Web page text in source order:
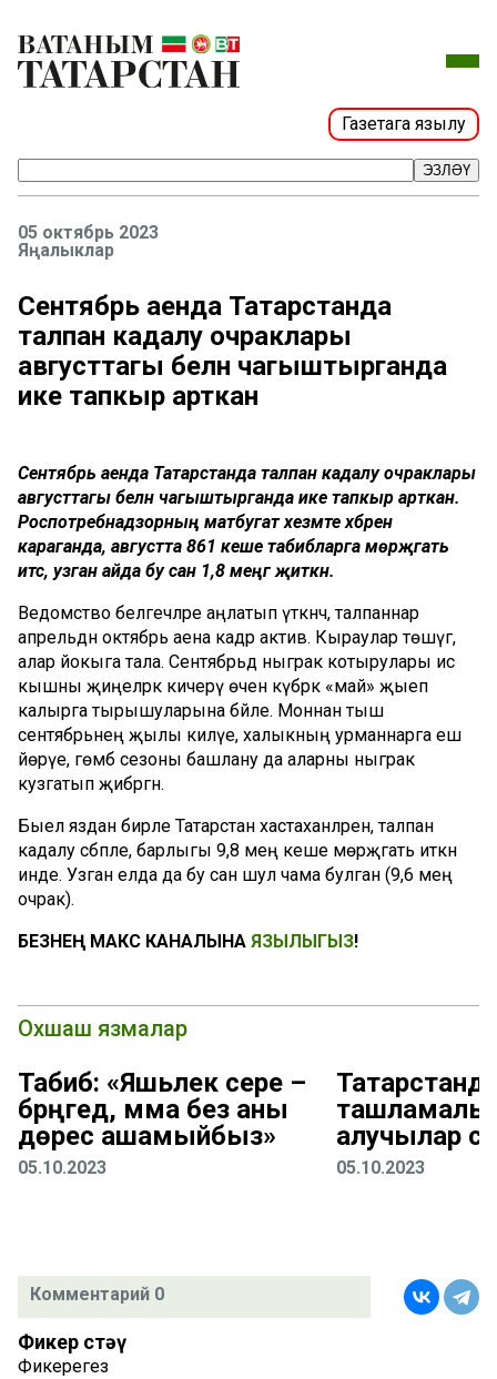
Газетага язылу
ЭЗЛӘҮ
05 октябрь 2023
Яңалыклар
Сентябрь аенда Татарстанда
талпан кадалу очраклары
августтагы белән чагыштырганда
ике тапкыр арткан
Сентябрь аенда Татарстанда талпан кадалу очраклары
августтагы белән чагыштырганда ике тапкыр арткан.
Роспотребнадзорның матбугат хезмәте хәбәренә
караганда, августта 861 кеше табибларга мөрәҗәгать
итсә, узган айда бу сан 1,8 меңгә җиткән.
Ведомство белгечләре аңлатып үткәнчә, талпаннар
апрельдән октябрь аена кадәр актив. Кыраулар төшүгә,
алар йокыга тала. Сентябрьдә ныграк котырулары исә
кышны җиңелрәк кичерү өчен күбрәк «май» җыеп
калырга тырышуларына бәйле. Моннан тыш
сентябрьнең җылы килүе, халыкның урманнарга еш
йөрүе, гөмбә сезоны башлану да аларны ныграк
кузгатып җибәргән.
Быел яздан бирле Татарстан хастаханәләренә, талпан
кадалу сәбәпле, барлыгы 9,8 мең кеше мөрәҗәгать иткән
инде. Узган елда да бу сан шул чама булган (9,6 мең
очрак).
БЕЗНЕҢ МАКС КАНАЛЫНА ЯЗЫЛЫГЫЗ!
Охшаш язмалар
Табиб: «Яшьлек сере –
бәрәңгедә, әмма без аны
дөрес ашамыйбыз»
05.10.2023
ташламалы
алучылар
05.10.2023
Комментарий 0
Фикер өстәү
Фикерегез